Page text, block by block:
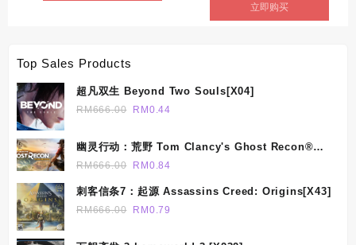
RM666.00.
立即购买
Top Sales Products
超凡双生 Beyond Two Souls[X04]
RM666.00
Original
was:
RM0.44
幽灵行动：荒野 Tom Clancy's Ghost Recon®
Wildlands[X134]
RM666.00
Original
was:
RM666.00.
RM 0.84
is:
刺客信条7：起源 Assassins Creed: Origins[X43]
RM666.00
Original
was:
RM0.79